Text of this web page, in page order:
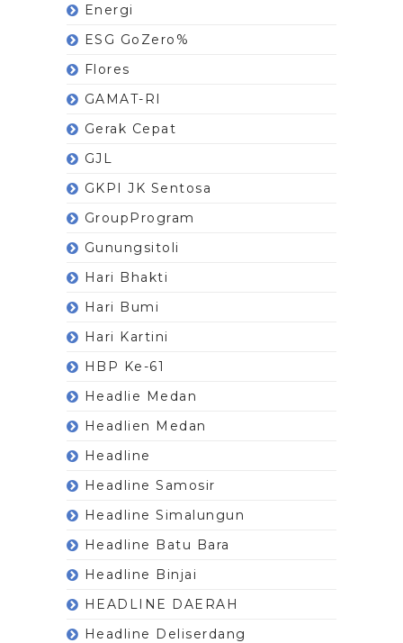
Energi
ESG GoZero%
Flores
GAMAT-RI
Gerak Cepat
GJL
GKPI JK Sentosa
GroupProgram
Gunungsitoli
Hari Bhakti
Hari Bumi
Hari Kartini
HBP Ke-61
Headlie Medan
Headlien Medan
Headline
Headline Samosir
Headline Simalungun
Headline Batu Bara
Headline Binjai
HEADLINE DAERAH
Headline Deliserdang